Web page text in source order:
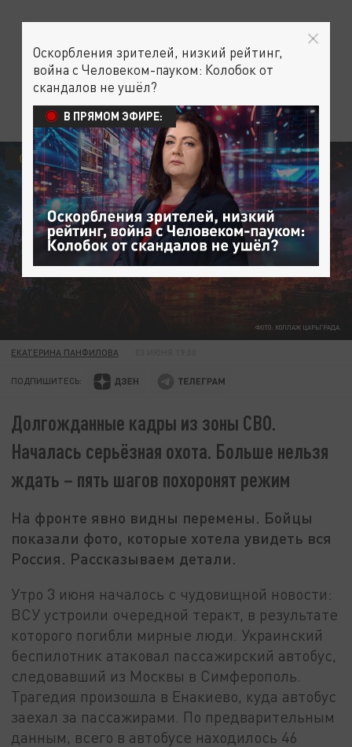
ФОТО: КОЛЛАЖ ЦАРЬГРАДА.
СВОДКИ С ФРОНТА
ЕКАТЕРИНА ПАНФИЛОВА
ПОДПИШИТЕСЬ:
Долгожданные кадры из зоны СВО.
Началась серьёзная охота. Больше нельзя
ждать – пять шагов похоронят режим
На фронте явно видны перемены. Бойцы
показали фото, которые хотела увидеть вся
Россия. Рассказываем детали.
Утро 3 июня началось с чудовищной новости:
ВСУ устроили очередной теракт, в результате
которого погибли мирные люди. Украинский
беспилотник атаковал пассажирский автобус,
следовавший из Москвы в Симферополь.
Трагедия произошла в Енакиево, куда автобус
заехал за пассажирами. По предварительным
данным, всего в автобусе находилось 46
Оскорбления зрителей, низкий рейтинг,
война с Человеком-пауком: Колобок от
скандалов не ушёл?
В ПРЯМОМ ЭФИРЕ: